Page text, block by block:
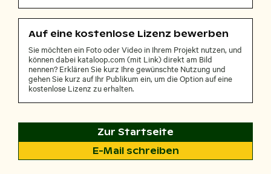
Auf eine kostenlose Lizenz bewerben
Sie möchten ein Foto oder Video in Ihrem Projekt nutzen, und
können dabei kataloop.com (mit Link) direkt am Bild
nennen? Erklären Sie kurz Ihre gewünschte Nutzung und
gehen Sie kurz auf Ihr Publikum ein, um die Option auf eine
kostenlose Lizenz zu erhalten.
Zur Startseite
E-Mail schreiben